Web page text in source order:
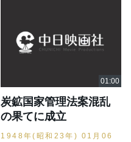
炭鉱国家管理法案混乱
の果てに成立
1948年(昭和23年) 01月06